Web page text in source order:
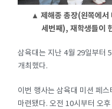
▲ 제해종 총장(왼쪽에서
세번째), 재학생들이
삼육대는 지난 4월 29일부터
개최했다.
이번 행사는 삼육대 미션 페스
마련됐다. 오전 10시부터 오